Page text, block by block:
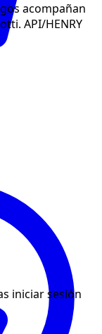
acompañan
API/HENRY
iniciar sesión